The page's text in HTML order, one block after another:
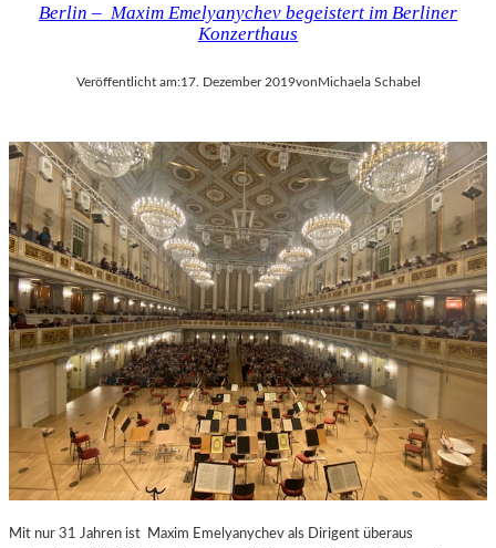
Berlin – Maxim Emelyanychev begeistert im Berliner
Konzerthaus
Veröffentlicht am:17. Dezember 2019vonMichaela Schabel
Mit nur 31 Jahren ist Maxim Emelyanychev als Dirigent überaus